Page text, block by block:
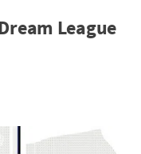
League